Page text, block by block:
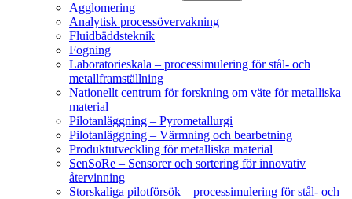
Agglomering
Analytisk processövervakning
Fluidbäddsteknik
Fogning
Laboratorieskala – processimulering för stål- och
metallframställning
Nationellt centrum för forskning om väte för metalliska
material
Pilotanläggning – Pyrometallurgi
Pilotanläggning – Värmning och bearbetning
Produktutveckling för metalliska material
SenSoRe – Sensorer och sortering för innovativ
återvinning
Storskaliga pilotförsök – processimulering för stål- och